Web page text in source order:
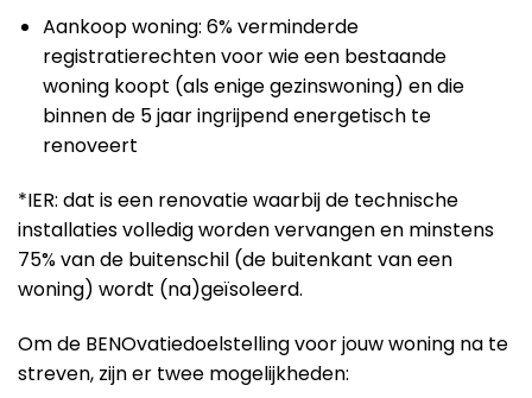
Aankoop woning: 6% verminderde
registratierechten voor wie een bestaande
woning koopt (als enige gezinswoning) en die
binnen de 5 jaar ingrijpend energetisch te
renoveert
*IER: dat is een renovatie waarbij de technische
installaties volledig worden vervangen en minstens
75% van de buitenschil (de buitenkant van een
woning) wordt (na)geïsoleerd.
Om de BENOvatiedoelstelling voor jouw woning na te
streven, zijn er twee mogelijkheden: